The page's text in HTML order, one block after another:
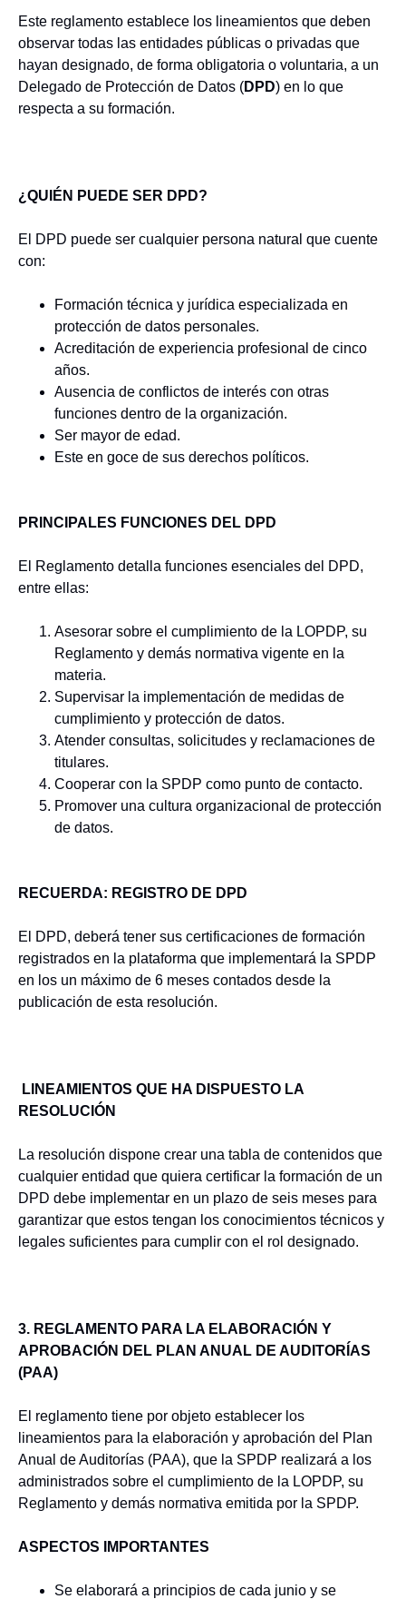
Este reglamento establece los lineamientos que deben
observar todas las entidades públicas o privadas que
hayan designado, de forma obligatoria o voluntaria, a un
Delegado de Protección de Datos (DPD) en lo que
respecta a su formación.
¿QUIÉN PUEDE SER DPD?
El DPD puede ser cualquier persona natural que cuente
con:
Formación técnica y jurídica especializada en
protección de datos personales.
Acreditación de experiencia profesional de cinco
años.
Ausencia de conflictos de interés con otras
funciones dentro de la organización.
Ser mayor de edad.
Este en goce de sus derechos políticos.
PRINCIPALES FUNCIONES DEL DPD
El Reglamento detalla funciones esenciales del DPD,
entre ellas:
Asesorar sobre el cumplimiento de la LOPDP, su
Reglamento y demás normativa vigente en la
materia.
Supervisar la implementación de medidas de
cumplimiento y protección de datos.
Atender consultas, solicitudes y reclamaciones de
titulares.
Cooperar con la SPDP como punto de contacto.
Promover una cultura organizacional de protección
de datos.
RECUERDA: REGISTRO DE DPD
El DPD, deberá tener sus certificaciones de formación
registrados en la plataforma que implementará la SPDP
en los un máximo de 6 meses contados desde la
publicación de esta resolución.
LINEAMIENTOS QUE HA DISPUESTO LA
RESOLUCIÓN
La resolución dispone crear una tabla de contenidos que
cualquier entidad que quiera certificar la formación de un
DPD debe implementar en un plazo de seis meses para
garantizar que estos tengan los conocimientos técnicos y
legales suficientes para cumplir con el rol designado.
3. REGLAMENTO PARA LA ELABORACIÓN Y
APROBACIÓN DEL PLAN ANUAL DE AUDITORÍAS
(PAA)
El reglamento tiene por objeto establecer los
lineamientos para la elaboración y aprobación del Plan
Anual de Auditorías (PAA), que la SPDP realizará a los
administrados sobre el cumplimiento de la LOPDP, su
Reglamento y demás normativa emitida por la SPDP.
ASPECTOS IMPORTANTES
Se elaborará a principios de cada junio y se